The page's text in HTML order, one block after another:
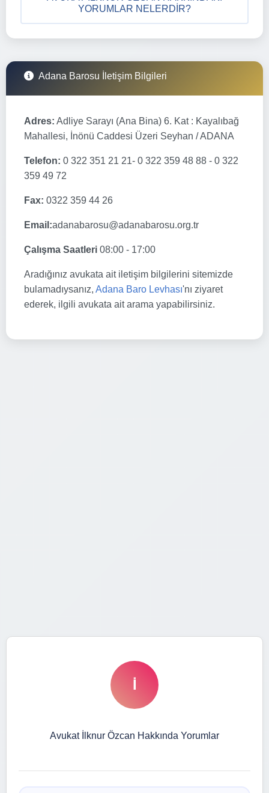
YORUMLAR NELERDIR?
Adana Barosu İletişim Bilgileri
Adres: Adliye Sarayı (Ana Bina) 6. Kat : Kayalıbağ
Mahallesi, İnönü Caddesi Üzeri Seyhan / ADANA
Telefon: 0 322 351 21 21- 0 322 359 48 88 - 0 322
359 49 72
Fax: 0322 359 44 26
Email:adanabarosu@adanabarosu.org.tr
Çalışma Saatleri 08:00 - 17:00
Aradığınız avukata ait iletişim bilgilerini sitemizde
bulamadıysanız, Adana Baro Levhası'nı ziyaret
ederek, ilgili avukata ait arama yapabilirsiniz.
İ
Avukat İlknur Özcan Hakkında Yorumlar